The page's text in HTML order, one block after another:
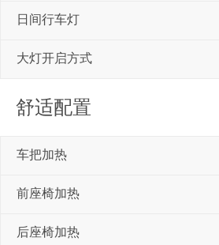
日间行车灯
大灯开启方式
舒适配置
车把加热
前座椅加热
后座椅加热